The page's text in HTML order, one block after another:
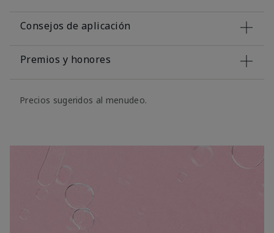
Consejos de aplicación
Premios y honores
Precios sugeridos al menudeo.